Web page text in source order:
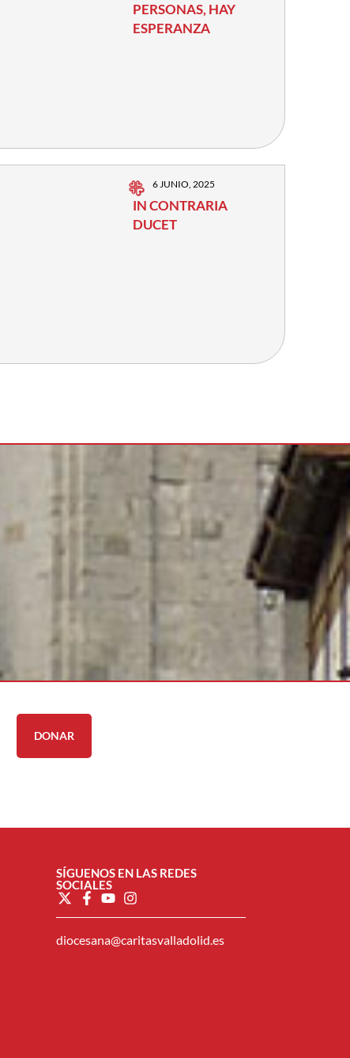
PERSONAS, HAY
ESPERANZA
6 JUNIO, 2025
IN CONTRARIA
DUCET
DONAR
SÍGUENOS EN LAS REDES
SOCIALES
diocesana@caritasvalladolid.es